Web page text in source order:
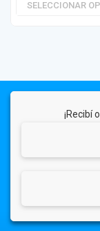
SELECCIONAR
¡Recibí